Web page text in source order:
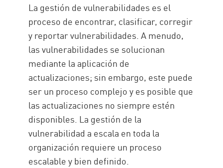
La gestión de vulnerabilidades es el
proceso de encontrar, clasificar, corregir
y reportar vulnerabilidades. A menudo,
las vulnerabilidades se solucionan
mediante la aplicación de
actualizaciones; sin embargo, este puede
ser un proceso complejo y es posible que
las actualizaciones no siempre estén
disponibles. La gestión de la
vulnerabilidad a escala en toda la
organización requiere un proceso
escalable y bien definido.